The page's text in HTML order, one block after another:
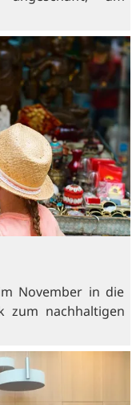
November in die
zum nachhaltigen